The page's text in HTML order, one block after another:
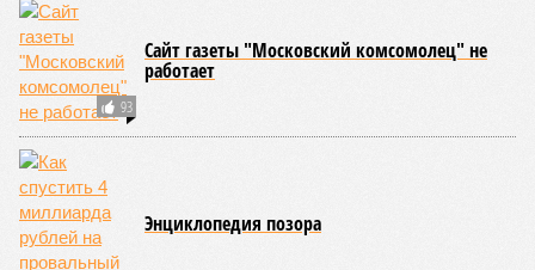
93
Сайт газеты "Московский комсомолец" не
работает
Энциклопедия позора